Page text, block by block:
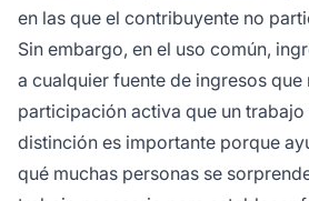
en las que el contribuyente no
Sin embargo, en el uso común,
a cualquier fuente de ingresos que
participación activa que un trabajo
distinción es importante porque
qué muchas personas se